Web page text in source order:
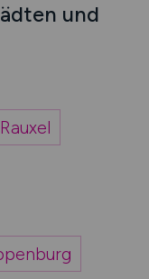
und